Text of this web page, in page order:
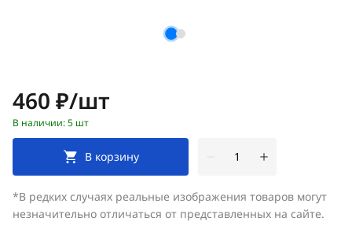
Цена:
460 ₽/шт
В наличии: 5 шт
В корзину
*В редких случаях реальные изображения товаров могут
незначительно отличаться от представленных на сайте.